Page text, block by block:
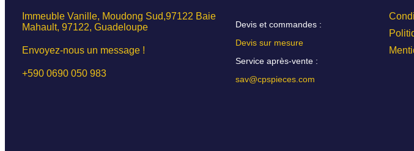
Immeuble Vanille, Moudong Sud,97122 Baie
Mahault, 97122, Guadeloupe
Envoyez-nous un message !
+590 0690 050 983
Devis et commandes :
Devis sur mesure
Service après-vente :
sav@cpspieces.com